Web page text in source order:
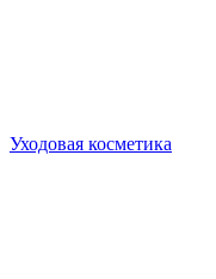
Уходовая косметика